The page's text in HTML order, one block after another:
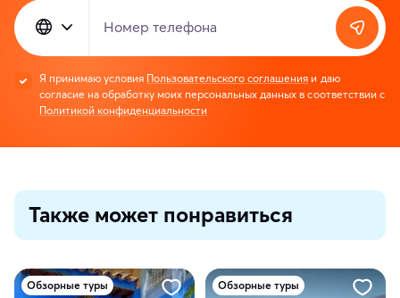
Номер телефона
Я принимаю условия Пользовательского соглашения и даю
согласие на обработку моих персональных данных в соответствии с
Политикой конфиденциальности
Также может понравиться
Обзорные туры Обзорные туры